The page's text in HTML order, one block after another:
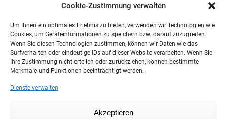
Cookie-Zustimmung verwalten
Um Ihnen ein optimales Erlebnis zu bieten, verwenden wir Technologien wie
Cookies, um Geräteinformationen zu speichern bzw. darauf zuzugreifen.
Wenn Sie diesen Technologien zustimmen, können wir Daten wie das
Surfverhalten oder eindeutige IDs auf dieser Website verarbeiten. Wenn Sie
Ihre Zustimmung nicht erteilen oder zurückziehen, können bestimmte
Merkmale und Funktionen beeinträchtigt werden.
Dienste verwalten
Akzeptieren
Rheinlandstraße 80
Öffnungszeiten
Mo. - Fr.
07.30 - 13.00 Uhr
Mo. - Do.
13:30 - 15.30 Uhr
Datenschutzerklärung